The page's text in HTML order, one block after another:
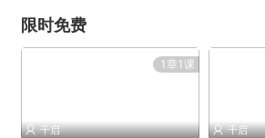
限时免费
1章1课
 千启  千启